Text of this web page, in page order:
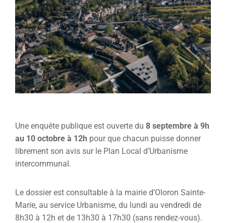
Une enquête publique est ouverte du 8 septembre à 9h
au 10 octobre à 12h pour que chacun puisse donner
librement son avis sur le Plan Local d’Urbanisme
intercommunal.
Le dossier est consultable à la mairie d’Oloron Sainte-
Marie, au service Urbanisme, du lundi au vendredi de
8h30 à 12h et de 13h30 à 17h30 (sans rendez-vous).